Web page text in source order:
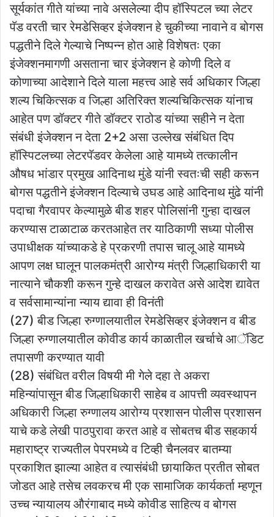
सूर्यकांत गीते यांच्या नावे असलेल्या दीप हॉस्पिटल च्या लेटर
पॅड वरती चार रेमडेसिव्हर इंजेक्शन हे चुकीच्या नावाने व बोगस
पद्धतीने दिले गेल्याचे निष्पन्न होत आहे विशेषतः एका
इंजेक्शनमागणी असताना चार इंजेक्शन हे कोणी दिले व
कोणाच्या आदेशाने दिले याला महत्त्व आहे सर्व अधिकार जिल्हा
शल्य चिकित्सक व जिल्हा अतिरिक्त शल्यचिकित्सक यांनाच
आहेत पण डॉक्टर गीते डॉक्टर राठोड यांच्या सहीने न देता
संबंधी इंजेक्शन न देता 2+2 असा उल्लेख संबंधित दिप
हॉस्पिटलच्या लेटरपॅडवर केलेला आहे यामध्ये तत्कालीन
औषध भांडार प्रमुख आदिनाथ मुंडे यांनी स्वतःची सही करून
बोगस पद्धतीने इंजेक्शन दिल्याचे उघड आहे आदिनाथ मुंढे यांनी
पदाचा गैरवापर केल्यामुळे बीड शहर पोलिसांनी गुन्हा दाखल
करण्यास टाळाटाळ करतआहेत तर याठिकाणी सध्या पोलीस
उपाधीक्षक यांच्याकडे हे प्रकरणी तपास चालू आहे यामध्ये
आपण लक्ष घालून पालकमंत्री आरोग्य मंत्री जिल्हाधिकारी या
नात्याने चौकशी करून गुन्हे दाखल करावेत असे आदेश द्यावेत
व सर्वसामान्यांना न्याय द्यावा ही विनंती
(27) बीड जिल्हा रुग्णालयातील रेमडेसिव्हर इंजेक्शन व बीड
जिल्हा रुग्णालयातील कोवीड कार्य काळातील खर्चाचे आॅडिट
तपासणी करण्यात यावी
(28) संबंधित वरील विषयी मी गेले दहा ते अकरा
महिन्यांपासून बीड जिल्हाधिकारी साहेब व आपत्ती व्यवस्थापन
अधिकारी जिल्हा रुग्णालय आरोग्य प्रशासन पोलीस प्रशासन
याचे कडे लेखी पाठपुरावा करत आहे व सोबतच बीड सहकार्य
महाराष्ट्र राज्यतील पेपरमध्ये व टिव्ही चैनलवर बातम्या
प्रकाशित झाल्या आहेत व त्यासंबंधी छायाकित प्रतीत सोबत
जोडत आहे तसेच लवकरच मी एक सामाजिक कार्यकर्ता म्हणून
उच्च न्यायालय औरंगाबाद मध्ये कोवीड साहित्य व बोगस